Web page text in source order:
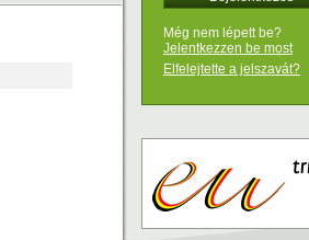
Még nem lépett be?
Jelentkezzen be most
Elfelejtette a jelszavát?